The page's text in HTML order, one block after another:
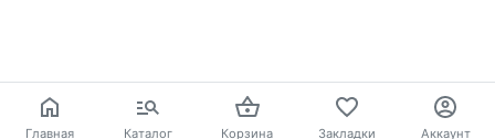
Главная Каталог Корзина Закладки Аккаунт